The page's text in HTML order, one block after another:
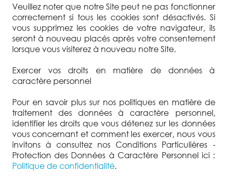
Veuillez noter que notre Site peut ne pas fonctionner
correctement si tous les cookies sont désactivés. Si
vous supprimez les cookies de votre navigateur, ils
seront à nouveau placés après votre consentement
lorsque vous visiterez à nouveau notre Site.
Exercer vos droits en matière de données à
caractère personnel
Pour en savoir plus sur nos politiques en matière de
traitement des données à caractère personnel,
identifier les droits que vous détenez sur les données
vous concernant et comment les exercer, nous vous
invitons à consultez nos Conditions Particulières -
Protection des Données à Caractère Personnel ici :
Politique de confidentialité.